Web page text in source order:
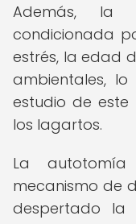
Además, la
condicionada
estrés, la edad
ambientales,
estudio de
los lagartos.
La
mecanismo de
despertado la